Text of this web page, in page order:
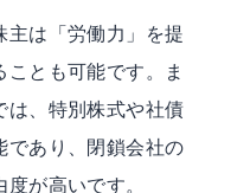
主は「労働力」を提
とも可能です。ま
は、特別株式や社債
であり、閉鎖会社の
が高いです。